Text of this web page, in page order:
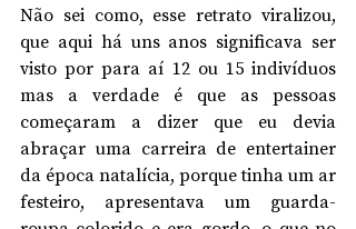
Não sei como, esse retrato viralizou,
que aqui há uns anos significava ser
visto por para aí 12 ou 15 indivíduos
mas a verdade é que as pessoas
começaram a dizer que eu devia
abraçar uma carreira de entertainer
da época natalícia, porque tinha um ar
festeiro, apresentava um guarda-